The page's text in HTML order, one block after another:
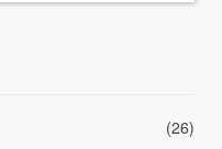
(26)